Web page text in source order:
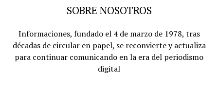
SOBRE NOSOTROS
Informaciones, fundado el 4 de marzo de 1978, tras
décadas de circular en papel, se reconvierte y actualiza
para continuar comunicando en la era del periodismo
digital